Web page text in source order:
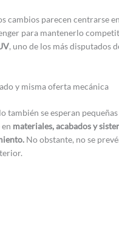
cambios parecen centrarse
para mantenerlo
, uno de los más disputados
y misma oferta mecánica
también se esperan
materiales, acabados y
No obstante, no se